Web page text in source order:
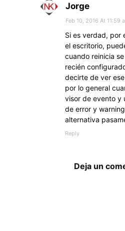
Jorge
Feb 10, 2016 At 11:59
Si es verdad, por
el escritorio,
cuando reinicia
recién
decirte de ver
por lo general
visor de evento y
de error y
alternativa
Reply
Deja un